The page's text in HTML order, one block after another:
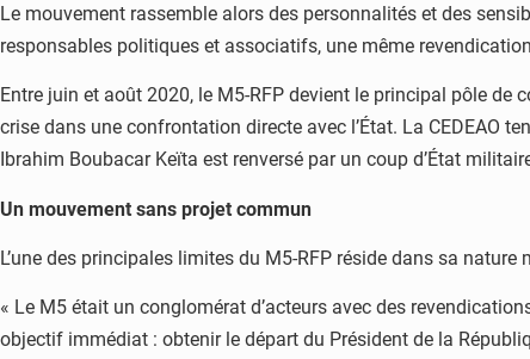
Le mouvement rassemble alors des personnalités et des
responsables politiques et associatifs, une même
Entre juin et août 2020, le M5-RFP devient le principal pôle
crise dans une confrontation directe avec l’État. La CEDEAO
Ibrahim Boubacar Keïta est renversé par un coup d’État
Un mouvement sans projet commun
L’une des principales limites du M5-RFP réside dans sa
« Le M5 était un conglomérat d’acteurs avec des
objectif immédiat : obtenir le départ du Président de la